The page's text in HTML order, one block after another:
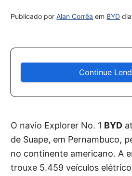
Publicado porAlan Corrêa em BYD dia
Continue
O navio Explorer No. 1 BYD
de Suape, em Pernambuco,
no continente americano. A
trouxe 5.459 veículos